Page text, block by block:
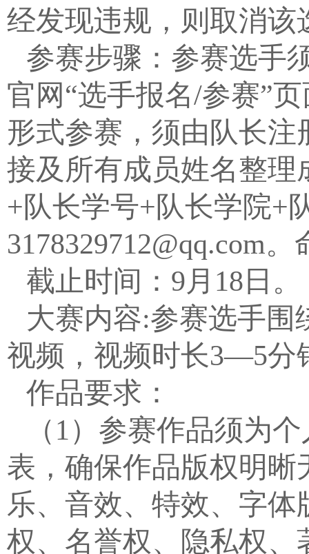
经发现违规，则取消
参赛步骤： 参赛选手
官网“选手报名/参赛”
形式参赛，须由队长
接及所有成员姓名整理
+队长学号+队长学院+
3178329712@qq.com。
截止时间： 9月 18 日。
大赛内容:参赛选手围
视频，视频时长3—5分
作品要求：
（1） 参赛作品须为
表，确保作品版权明
乐、音效、特效、字
权、名誉权、隐私权